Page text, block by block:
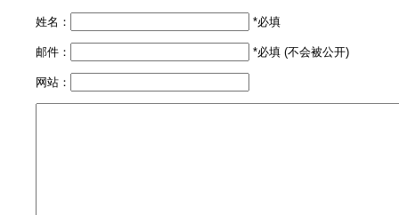
姓名： *必填
邮件： *必填 (不会被公开)
网站：